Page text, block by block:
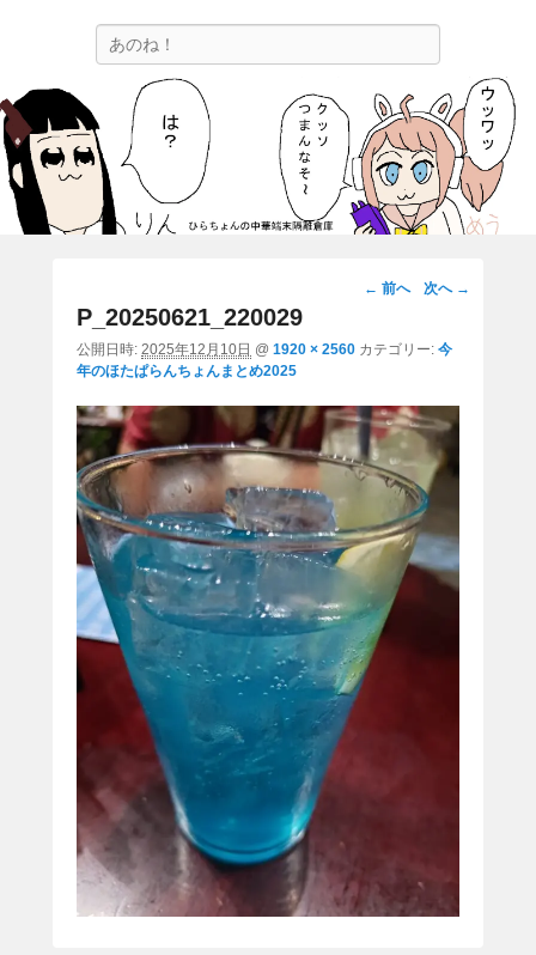
ひらちょんの中華端末隔離倉庫
ほたがページ上部にある検索バーを消してくれたサイトです。
画
ー
シ
ョ
← 前へ 次へ →
P_20250621_220029
公開日時: 2025年12月10日 @ 1920 × 2560 カテゴリー: 今
年のほたぱらんちょんまとめ2025